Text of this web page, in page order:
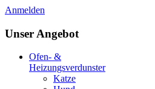
Anmelden
Unser Angebot
Ofen- &
Heizungsverdunster
Katze